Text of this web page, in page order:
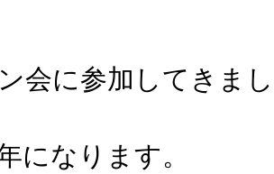
会に参加してきま
になります。